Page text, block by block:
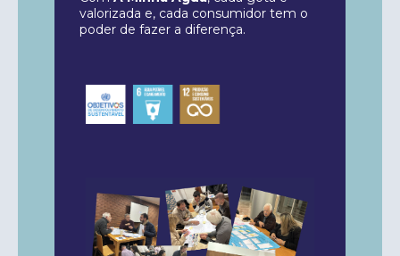
valorizada e, cada consumidor tem o
poder de fazer a diferença.